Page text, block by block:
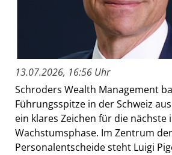
13.07.2026, 16:56 Uhr
Schroders Wealth Management
Führungsspitze in der Schweiz
ein klares Zeichen für die
Wachstumsphase. Im Zentrum der
Personalentscheide steht Luigi